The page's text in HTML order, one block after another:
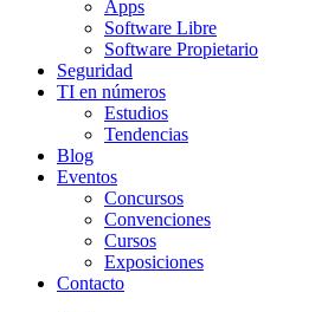
Apps
Software Libre
Software Propietario
Seguridad
TI en números
Estudios
Tendencias
Blog
Eventos
Concursos
Convenciones
Cursos
Exposiciones
Contacto